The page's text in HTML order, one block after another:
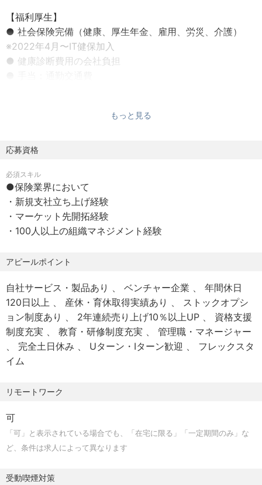
通じたスキルアップ支援
・成功事例（ナレッジ）のチーム内共有の仕組み化、教育
カリキュラムの整備、管理職の育成
・営業部門の業績拡大を見据えた、優秀な営業人財の採用
プロセスの管理・監督
の運用、および「高いコンプライアンス意識と高実績を両
立させる」組織文化の醸成
❺主要パートナー交渉・独自マーケット開拓（外部交渉・
マーケティング面）
点商品の選定や交渉
・他業種（不動産・金融等）とのアライアンス構築や独自
の集客チャネル開拓による、安定的かつ高質な見込み客
（アポイント）の確保・最大化
《メンバー構成》
ライフコンサルタントは現在80名近く在籍しており、2026
年齢は20代後半～50代と幅広いですが、ボリュームゾーン
《当社の特徴》
✓国内トップクラスの保険ベンチャー企業
起点に、デジタル保険代理店を展開しています。2023年に
【福利厚生】
● 社会保険完備（健康、厚生年金、雇用、労災、介護）
※2022年4月〜IT健保加入
● 健康診断費用の会社負担
● ウェルカムランチ補助（新入社員とのランチ補助）
● 書籍購入の会社負担（業務に関連するもの）
● 勉強会、講座受講の会社負担（業務に関連するもの）
【働き方】
● 副業可(※当社規定あり）
【休日】
● 年間休日：122日（2025年実績）
● 年末年始休暇（12/31〜1/3）
【休暇休業など】
● 有給休暇（入社後6ヶ月経過時10日付与）
● 慶弔休暇
● 育児・介護休業※取得後復職率100％
【勤務地】
FINOLAB内 [最寄り駅]大手町駅
もっと見る
応募資格
必須スキル
●保険業界において
・新規支社立ち上げ経験
・マーケット先開拓経験
・100人以上の組織マネジメント経験
アピールポイント
自社サービス・製品あり ベンチャー企業
年間休日
120日以上
産休・育休取得実績あり
ストックオプシ
ョン制度あり
2年連続売り上げ10％以上UP
資格支援
制度充実
教育・研修制度充実
管理職・マネージャー
完全土日休み
Uターン・Iターン歓迎
フレックスタ
イム
リモートワーク
可
「可」と表示されている場合でも、「在宅に限る」「一定期間のみ」な
ど、条件は求人によって異なります
受動喫煙対策